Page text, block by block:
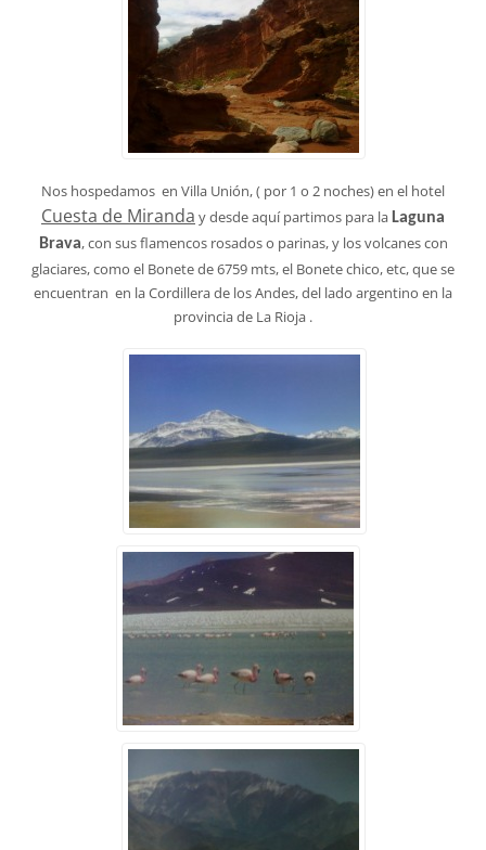
Nos hospedamos en Villa Unión, ( por 1 o 2 noches) en el hotel
Cuesta de Miranda y desde aquí partimos para laLaguna
Brava, con sus flamencos rosados o parinas, y los volcanes con
glaciares, como el Bonete de 6759 mts, el Bonete chico, etc, que se
encuentran en la Cordillera de los Andes, del lado argentino en la
provincia de La Rioja .